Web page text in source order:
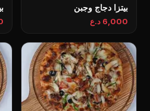
بيتزا دجاج وجبن
6,000 د.ع